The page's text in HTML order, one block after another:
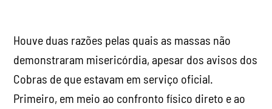
Houve duas razões pelas quais as massas não
demonstraram misericórdia, apesar dos avisos dos
Cobras de que estavam em serviço oficial.
Primeiro, em meio ao confronto físico direto e ao